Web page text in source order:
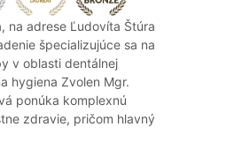
na adrese Ľudovíta Štúra
špecializujúce sa na
v oblasti dentálnej
hygiena Zvolen Mgr.
ponúka komplexnú
zdravie, pričom hlavný